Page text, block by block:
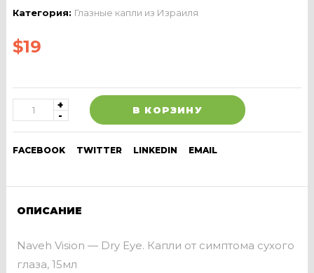
Категория: Глазные капли из Израиля
$19
В КОРЗИНУ
FACEBOOK TWITTER LINKEDIN EMAIL
ОПИСАНИЕ
Naveh Vision — Dry Eye. Капли от симптома сухого
глаза, 15мл